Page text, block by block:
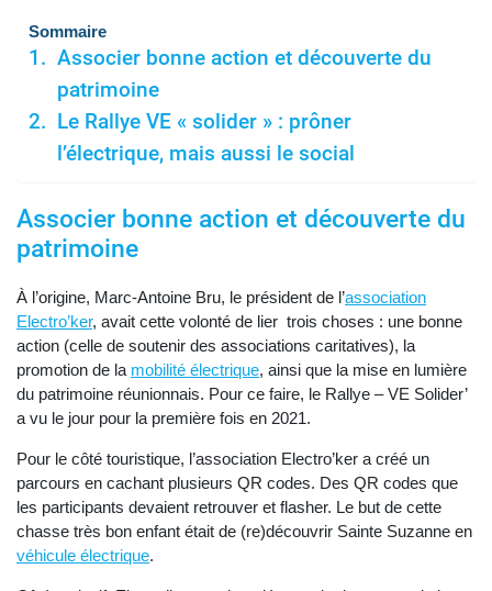
Sommaire
Associer bonne action et découverte du
patrimoine
Le Rallye VE « solider » : prôner
l’électrique, mais aussi le social
Associer bonne action et découverte du
patrimoine
À l’origine, Marc-Antoine Bru, le président de l’association
Electro’ker, avait cette volonté de lier trois choses : une bonne
action (celle de soutenir des associations caritatives), la
promotion de la mobilité électrique, ainsi que la mise en lumière
du patrimoine réunionnais. Pour ce faire, le Rallye – VE Solider’
a vu le jour pour la première fois en 2021.
Pour le côté touristique, l’association Electro’ker a créé un
parcours en cachant plusieurs QR codes. Des QR codes que
les participants devaient retrouver et flasher. Le but de cette
chasse très bon enfant était de (re)découvrir Sainte Suzanne en
véhicule électrique.